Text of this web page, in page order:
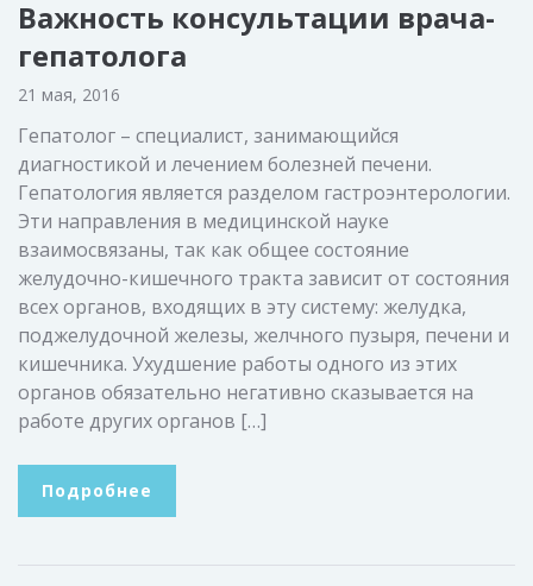
Важность консультации врача-
гепатолога
21 мая, 2016
Гепатолог – специалист, занимающийся
диагностикой и лечением болезней печени.
Гепатология является разделом гастроэнтерологии.
Эти направления в медицинской науке
взаимосвязаны, так как общее состояние
желудочно-кишечного тракта зависит от состояния
всех органов, входящих в эту систему: желудка,
поджелудочной железы, желчного пузыря, печени и
кишечника. Ухудшение работы одного из этих
органов обязательно негативно сказывается на
работе других органов […]
Подробнее